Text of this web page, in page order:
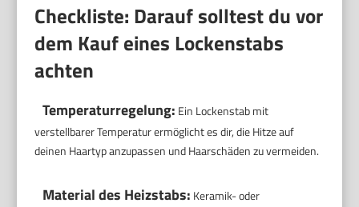
Checkliste: Darauf solltest du vor
dem Kauf eines Lockenstabs
achten
Temperaturregelung: Ein Lockenstab mit
verstellbarer Temperatur ermöglicht es dir, die Hitze auf
deinen Haartyp anzupassen und Haarschäden zu vermeiden.
Material des Heizstabs: Keramik- oder